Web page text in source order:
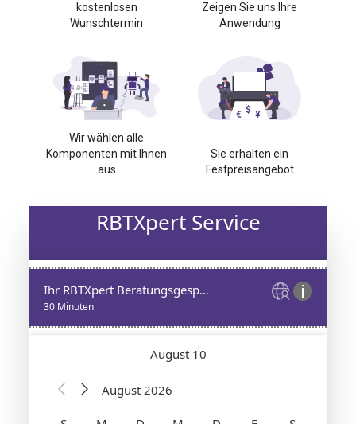
kostenlosen
Wunschtermin
Zeigen Sie uns Ihre
Anwendung
Wir wählen alle
Komponenten mit Ihnen
aus
Sie erhalten ein
Festpreisangebot